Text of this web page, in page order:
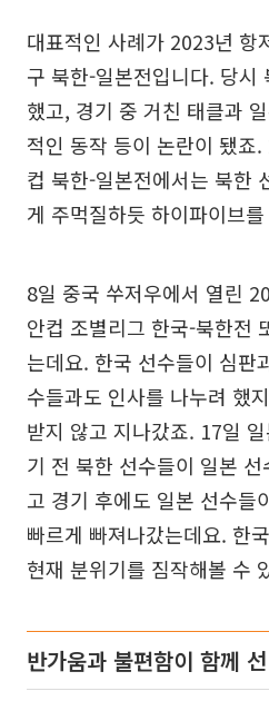
대표적인 사례가 2023년 항
구 북한-일본전입니다. 당시
했고, 경기 중 거친 태클과
적인 동작 등이 논란이 됐죠
컵 북한-일본전에서는 북한
게 주먹질하듯 하이파이브
8일 중국 쑤저우에서 열린
안컵 조별리그 한국-북한전
는데요. 한국 선수들이 심판
수들과도 인사를 나누려 했
받지 않고 지나갔죠. 17일
기 전 북한 선수들이 일본
고 경기 후에도 일본 선수들
빠르게 빠져나갔는데요. 한
현재 분위기를 짐작해볼 수
반가움과 불편함이 함께